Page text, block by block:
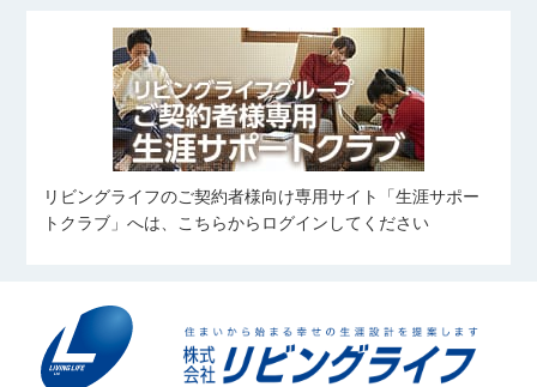
リビングライフのご契約者様向け専用サイト「生涯サポー
トクラブ」へは、こちらからログインしてください